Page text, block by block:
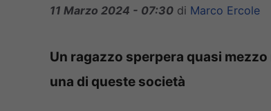
11 Marzo 2024 - 07:30 di Marco Ercole
Un ragazzo sperpera quasi
una di queste società